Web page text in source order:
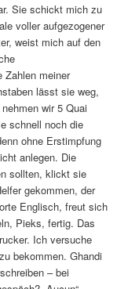
Sie schickt mich zu
voller aufgezogener
weist mich auf den
Zahlen meiner
lässt sie weg,
wir 5 Quai
schnell noch die
ohne Erstimpfung
anlegen. Die
sollten, klickt sie
gekommen, der
Englisch, freut sich
Pieks, fertig. Das
Ich versuche
bekommen. Ghandi
– bei